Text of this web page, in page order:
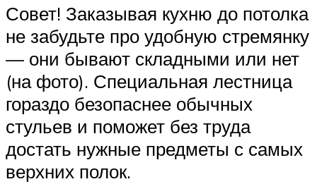
Совет! Заказывая кухню до потолка
не забудьте про удобную стремянку
— они бывают складными или нет
(на фото). Специальная лестница
гораздо безопаснее обычных
стульев и поможет без труда
достать нужные предметы с самых
верхних полок.